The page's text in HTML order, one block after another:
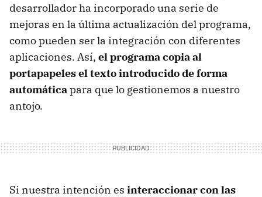
desarrollador ha incorporado una serie de
mejoras en la última actualización del programa,
como pueden ser la integración con diferentes
aplicaciones. Así, el programa copia al
portapapeles el texto introducido de forma
automática para que lo gestionemos a nuestro
antojo.
Si nuestra intención es interaccionar con las